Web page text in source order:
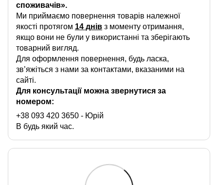
споживачів».
Ми приймаємо повернення товарів належної
якості протягом 14 днів з моменту отримання,
якщо вони не були у використанні та зберігають
товарний вигляд.
Для оформлення повернення, будь ласка,
зв’яжіться з нами за контактами, вказаними на
сайті.
Для консультації можна звернутися за
номером:
+38 093 420 3650 - Юрій
В будь який час.